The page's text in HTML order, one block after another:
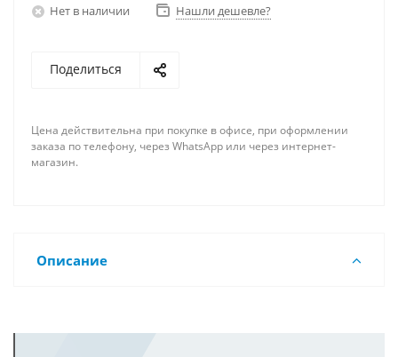
Нет в наличии Нашли дешевле?
Поделиться
Цена действительна при покупке в офисе, при оформлении
заказа по телефону, через WhatsApp или через интернет-
магазин.
Описание